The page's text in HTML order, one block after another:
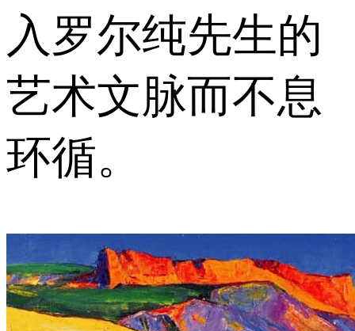
入罗尔纯先生的
艺术文脉而不息
环循。